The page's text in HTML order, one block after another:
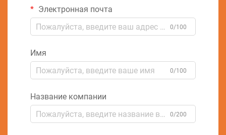
Электронная почта
0/100
Имя
0/100
Название компании
0/200